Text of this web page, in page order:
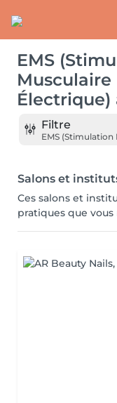
EMS
Musculaire
Électrique)
Filtre
EMS (Stimulation
Salons et
Ces salons et
pratiques que vous